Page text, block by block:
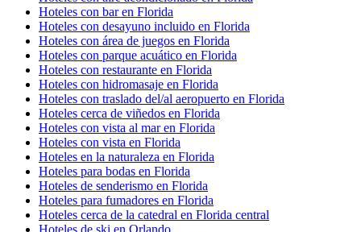
Hoteles con bar en Florida
Hoteles con desayuno incluido en Florida
Hoteles con área de juegos en Florida
Hoteles con parque acuático en Florida
Hoteles con restaurante en Florida
Hoteles con hidromasaje en Florida
Hoteles con traslado del/al aeropuerto en Florida
Hoteles cerca de viñedos en Florida
Hoteles con vista al mar en Florida
Hoteles con vista en Florida
Hoteles en la naturaleza en Florida
Hoteles para bodas en Florida
Hoteles de senderismo en Florida
Hoteles para fumadores en Florida
Hoteles cerca de la catedral en Florida central
Hoteles de ski en Orlando